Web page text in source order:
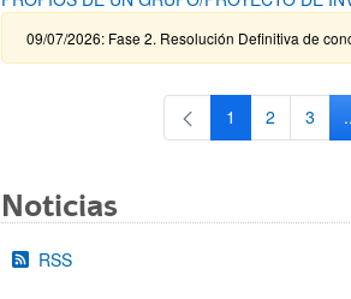
09/07/2026: Fase 2. Resolución Definitiva de
Página
1 Página
2 3
Noticias
RSS